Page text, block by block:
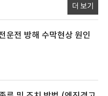
더 보기
운전 방해 수막현상 원인